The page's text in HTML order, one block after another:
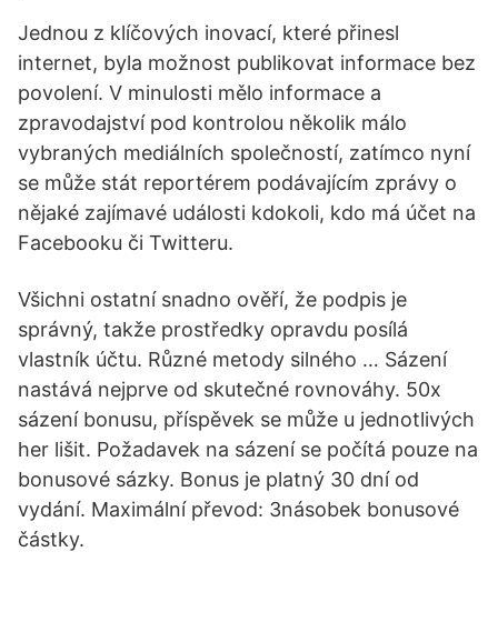
Jednou z klíčových inovací, které přinesl
internet, byla možnost publikovat informace bez
povolení. V minulosti mělo informace a
zpravodajství pod kontrolou několik málo
vybraných mediálních společností, zatímco nyní
se může stát reportérem podávajícím zprávy o
nějaké zajímavé události kdokoli, kdo má účet na
Facebooku či Twitteru.
Všichni ostatní snadno ověří, že podpis je
správný, takže prostředky opravdu posílá
vlastník účtu. Různé metody silného … Sázení
nastává nejprve od skutečné rovnováhy. 50x
sázení bonusu, příspěvek se může u jednotlivých
her lišit. Požadavek na sázení se počítá pouze na
bonusové sázky. Bonus je platný 30 dní od
vydání. Maximální převod: 3násobek bonusové
částky.